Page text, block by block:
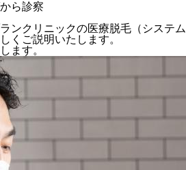
ら診察
ンクリニックの医療脱毛（システム
くご説明いたします。
ます。